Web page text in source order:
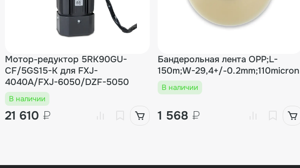
Мотор-редуктор 5RK90GU-
CF/5GS15-K для FXJ-
4040A/FXJ-6050/DZF-5050
В наличии
21 610 ₽
Бандерольная лента OPP;L-
150m;W-29,4+/-0.2mm;110micron
В наличии
1 568 ₽